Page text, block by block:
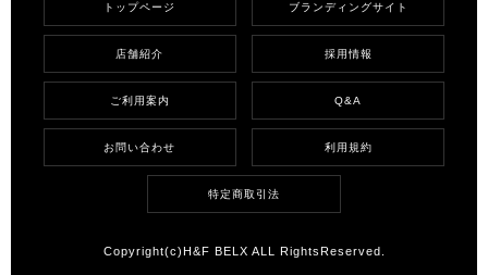
トップページ ブランディングサイト
店舗紹介 採用情報
ご利用案内 Q&A
お問い合わせ 利用規約
特定商取引法
Copyright(c)H&F BELX ALL RightsReserved.